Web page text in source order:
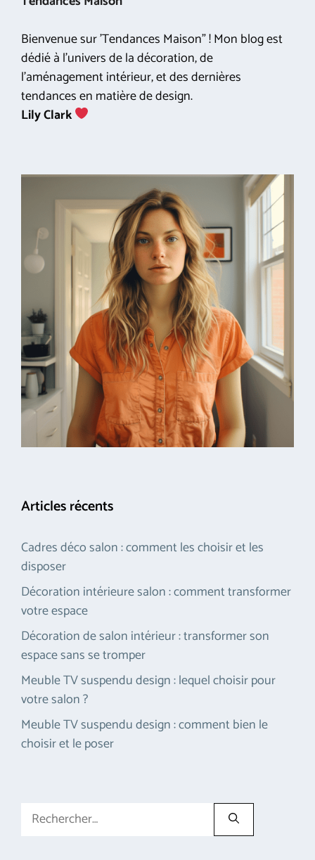
Bienvenue sur 'Tendances Maison" ! Mon blog est
dédié à l'univers de la décoration, de
l'aménagement intérieur, et des dernières
tendances en matière de design.
Lily Clark
Articles récents
Cadres déco salon : comment les choisir et les
disposer
Décoration intérieure salon : comment transformer
votre espace
Décoration de salon intérieur : transformer son
espace sans se tromper
Meuble TV suspendu design : lequel choisir pour
votre salon ?
Meuble TV suspendu design : comment bien le
choisir et le poser
Rechercher :